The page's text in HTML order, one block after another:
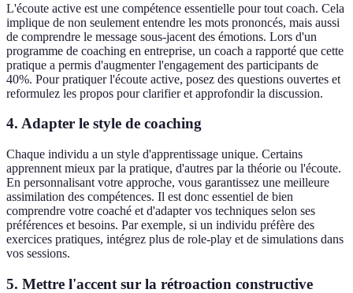
L'écoute active est une compétence essentielle pour tout coach. Cela
implique de non seulement entendre les mots prononcés, mais aussi
de comprendre le message sous-jacent des émotions. Lors d'un
programme de coaching en entreprise, un coach a rapporté que cette
pratique a permis d'augmenter l'engagement des participants de
40%. Pour pratiquer l'écoute active, posez des questions ouvertes et
reformulez les propos pour clarifier et approfondir la discussion.
4. Adapter le style de coaching
Chaque individu a un style d'apprentissage unique. Certains
apprennent mieux par la pratique, d'autres par la théorie ou l'écoute.
En personnalisant votre approche, vous garantissez une meilleure
assimilation des compétences. Il est donc essentiel de bien
comprendre votre coaché et d'adapter vos techniques selon ses
préférences et besoins. Par exemple, si un individu préfère des
exercices pratiques, intégrez plus de role-play et de simulations dans
vos sessions.
5. Mettre l'accent sur la rétroaction constructive